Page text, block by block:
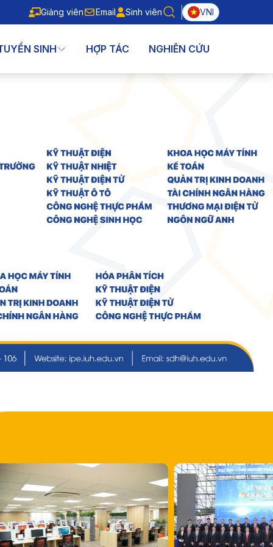
Giảng viên
Giảng viên
Email
Email
Sinh viên
Sinh viên
VNI
SINH HỢP TÁC NGHIÊN CỨU